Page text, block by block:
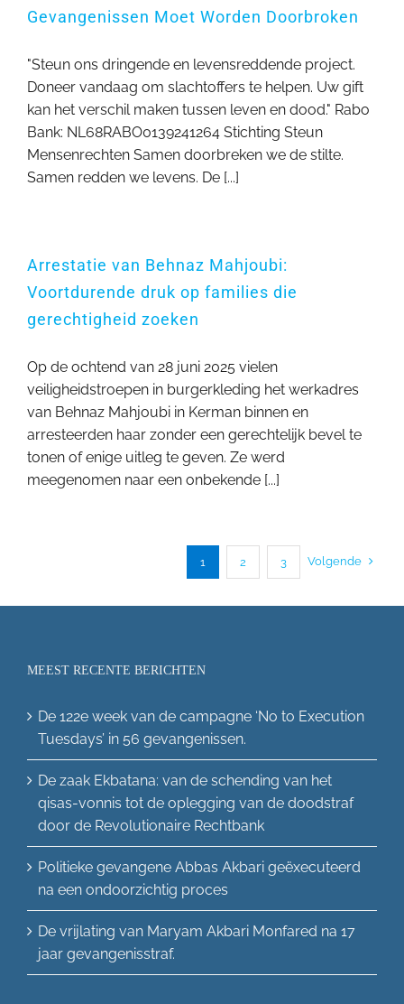
Gevangenissen Moet Worden Doorbroken
"Steun ons dringende en levensreddende project.
Doneer vandaag om slachtoffers te helpen. Uw gift
kan het verschil maken tussen leven en dood." Rabo
Bank: NL68RABO0139241264 Stichting Steun
Mensenrechten Samen doorbreken we de stilte.
Samen redden we levens. De [...]
Arrestatie van Behnaz Mahjoubi:
Voortdurende druk op families die
gerechtigheid zoeken
Op de ochtend van 28 juni 2025 vielen
veiligheidstroepen in burgerkleding het werkadres
van Behnaz Mahjoubi in Kerman binnen en
arresteerden haar zonder een gerechtelijk bevel te
tonen of enige uitleg te geven. Ze werd
meegenomen naar een onbekende [...]
1 2 3 Volgende
MEEST RECENTE BERICHTEN
De 122e week van de campagne ‘No to Execution
Tuesdays’ in 56 gevangenissen.
De zaak Ekbatana: van de schending van het
qisas-vonnis tot de oplegging van de doodstraf
door de Revolutionaire Rechtbank
Politieke gevangene Abbas Akbari geëxecuteerd
na een ondoorzichtig proces
De vrijlating van Maryam Akbari Monfared na 17
jaar gevangenisstraf.